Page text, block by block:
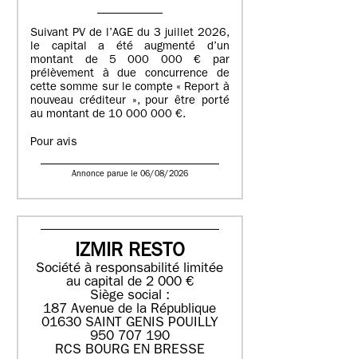
Suivant PV de l’AGE du 3 juillet 2026,
le capital a été augmenté d’un
montant de 5 000 000 € par
prélèvement à due concurrence de
cette somme sur le compte « Report à
nouveau créditeur », pour être porté
au montant de 10 000 000 €.
Pour avis
Annonce parue le 06/08/2026
IZMIR RESTO
Société à responsabilité limitée
au capital de 2 000 €
Siège social :
187 Avenue de la République
01630 SAINT GENIS POUILLY
950 707 190
RCS BOURG EN BRESSE